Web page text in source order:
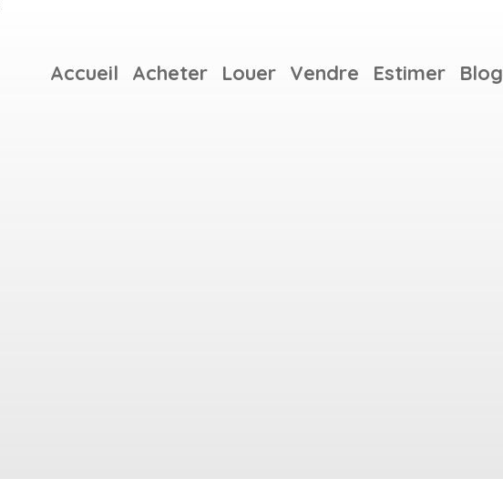
Accueil Acheter Louer Vendre Estimer Blog